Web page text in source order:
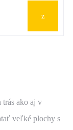
ako aj v
veľké plochy s